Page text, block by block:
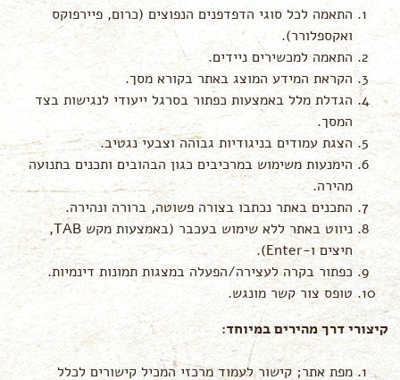
התאמה לכל סוגי הדפדפנים הנפוצים (כרום, פיירפוקס
ואקספלורר).
התאמה למכשירים ניידים.
הקראת המידע המוצג באתר בקורא מסך.
הגדלת מלל באמצעות כפתור בסרגל ייעודי לנגישות בצד
המסך.
הצגת עמודים בניגודיות גבוהה וצבעי נגטיב.
הימנעות משימוש במרכיבים כגון הבהובים ותכנים בתנועה
מהירה.
התכנים באתר נכתבו בצורה פשוטה, ברורה ונהירה.
ניווט באתר ללא שימוש בעכבר (באמצעות מקש TAB,
חיצים ו-Enter).
כפתור בקרה לעצירה/הפעלה במצגות תמונות דינמיות.
טופס צור קשר מונגש.
קיצורי דרך מהירים במיוחד:
מפת אתר; קישור לעמוד מרכזי המכיל קישורים לכלל